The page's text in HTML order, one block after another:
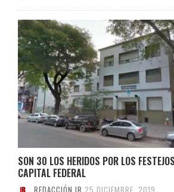
SON 30 LOS HERIDOS POR LOS
CAPITAL FEDERAL